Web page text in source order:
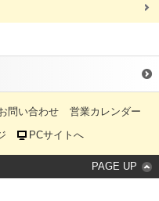
問い合わせ
営業カレンダー
PCサイトへ
PAGE UP